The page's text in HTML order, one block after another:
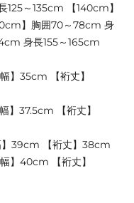
～135cm 【140cm】
】胸囲70～78cm 身
身長155～165cm
】35cm 【裄丈】
】37.5cm 【裄丈】
】39cm 【裄丈】38cm
】40cm 【裄丈】